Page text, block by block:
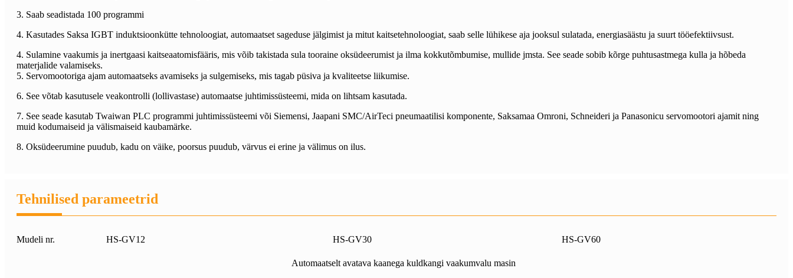
3. Saab seadistada 100 programmi
4. Kasutades Saksa IGBT induktsioonkütte tehnoloogiat, automaatset sageduse jälgimist ja mitut kaitsetehnoloogiat, saab selle lühikese aja jooksul sulatada, energiasäästu ja suurt tööefektiivsust.
4. Sulamine vaakumis ja inertgaasi kaitseaatomisfääris, mis võib takistada sula tooraine oksüdeerumist ja ilma kokkutõmbumise, mullide jmsta. See seade sobib kõrge puhtusastmega kulla ja hõbeda
materjalide valamiseks.
5. Servomootoriga ajam automaatseks avamiseks ja sulgemiseks, mis tagab püsiva ja kvaliteetse liikumise.
6. See võtab kasutusele veakontrolli (lollivastase) automaatse juhtimissüsteemi, mida on lihtsam kasutada.
7. See seade kasutab Twaiwan PLC programmi juhtimissüsteemi või Siemensi, Jaapani SMC/AirTeci pneumaatilisi komponente, Saksamaa Omroni, Schneideri ja Panasonicu servomootori ajamit ning
muid kodumaiseid ja välismaiseid kaubamärke.
8. Oksüdeerumine puudub, kadu on väike, poorsus puudub, värvus ei erine ja välimus on ilus.
Tehnilised parameetrid
Mudeli nr. HS-GV12 HS-GV30 HS-GV60
Automaatselt avatava kaanega kuldkangi vaakumvalu masin